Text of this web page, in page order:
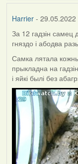
Harrier- 29.05.2022
За 12 гадзін
гняздо і абодва
Самка лятала
прыкладна на
і яйкі былі без